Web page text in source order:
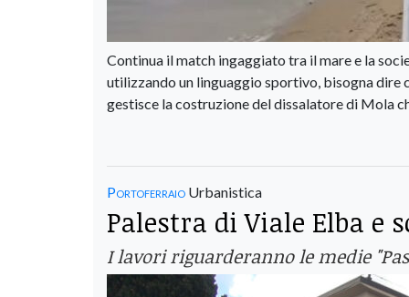
Continua il match ingaggiato tra il mare e la
utilizzando un linguaggio sportivo, bisogna dire
gestisce la costruzione del dissalatore di Mola
Portoferraio Urbanistica
Palestra di Viale Elba e
I lavori riguarderanno le medie